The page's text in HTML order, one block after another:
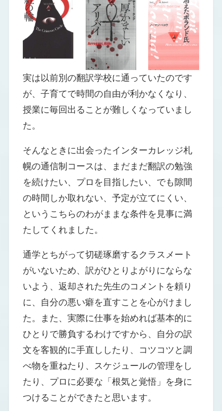
実は以前別の翻訳学校に通っていたのです
が、子育てで時間の自由が利かなくなり、
授業に毎回出ることが難しくなっていまし
た。
そんなときに出会ったインターカレッジ札
幌の通信制コースは、まだまだ翻訳の勉強
を続けたい、プロを目指したい、でも隙間
の時間しか取れない、予定が立てにくい、
というこちらのわがままな条件を見事に満
たしてくれました。
通学とちがって切磋琢磨するクラスメート
がいないため、訳がひとりよがりにならな
いよう、返却された先生のコメントを頼り
に、自分の悪い癖を直すことを心がけまし
た。また、実際に仕事を始めれば基本的に
ひとりで勝負するわけですから、自分の訳
文を客観的に手直ししたり、コツコツと調
べ物を重ねたり、スケジュールの管理をし
たり、プロに必要な「根気と覚悟」を身に
つけることができたと思います。